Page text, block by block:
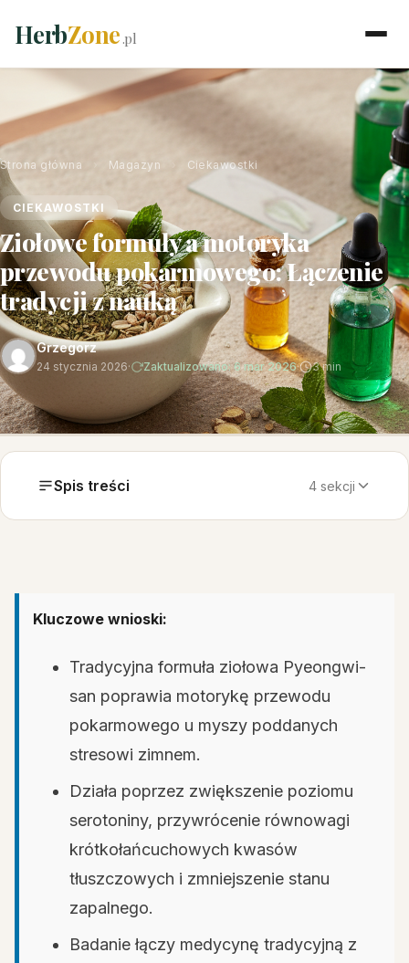
HerbZone.pl
Strona główna Magazyn Ciekawostki
CIEKAWOSTKI
Ziołowe formuły a motoryka
przewodu pokarmowego: Łączenie
tradycji z nauką
Grzegorz
24 stycznia 2026· Zaktualizowano: 6 mar 2026· 3 min
Spis treści 4 sekcji
Kluczowe wnioski:
Tradycyjna formuła ziołowa Pyeongwi-
san poprawia motorykę przewodu
pokarmowego u myszy poddanych
stresowi zimnem.
Działa poprzez zwiększenie poziomu
serotoniny, przywrócenie równowagi
krótkołańcuchowych kwasów
tłuszczowych i zmniejszenie stanu
zapalnego.
Badanie łączy medycynę tradycyjną z